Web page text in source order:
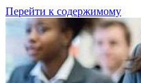
Перейти к содержимому